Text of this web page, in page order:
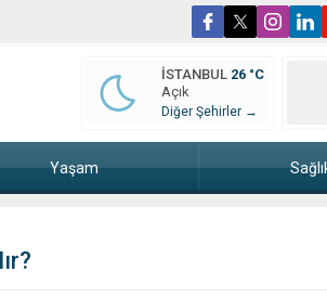
İSTANBUL 26 °C
Açık
Diğer Şehirler →
Yaşam